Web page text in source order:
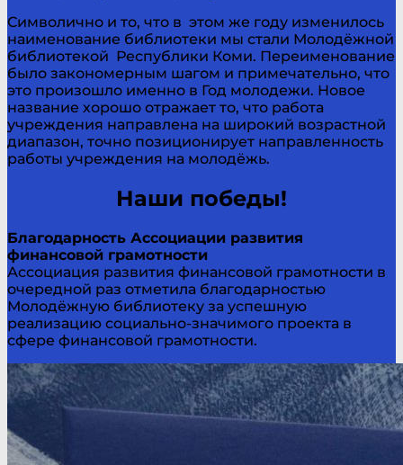
Символично и то, что в этом же году изменилось
наименование библиотеки мы стали Молодёжной
библиотекой Республики Коми. Переименование
было закономерным шагом и примечательно, что
это произошло именно в Год молодежи. Новое
название хорошо отражает то, что работа
учреждения направлена на широкий возрастной
диапазон, точно позиционирует направленность
работы учреждения на молодёжь.
Наши победы!
Благодарность Ассоциации развития
финансовой грамотности
Ассоциация развития финансовой грамотности в
очередной раз отметила благодарностью
Молодёжную библиотеку за успешную
реализацию социально-значимого проекта в
сфере финансовой грамотности.